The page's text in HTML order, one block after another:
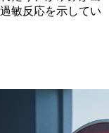
敏反応を示してい